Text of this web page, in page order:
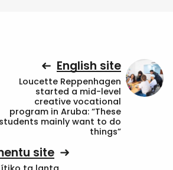
English site
Loucette Reppenhagen
started a mid-level
creative vocational
program in Aruba: “These
students mainly want to do
things”
site